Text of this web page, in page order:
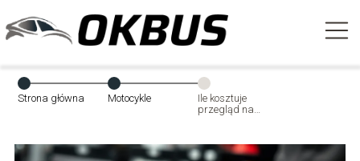
Strona główna Motocykle
Ile kosztuje
przegląd na
aktualne ceny!